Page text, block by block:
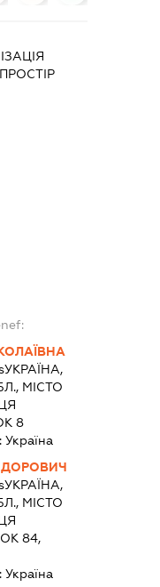
УКРАЇНА,
МІСТО
8
Україна
УКРАЇНА,
МІСТО
84,
Україна